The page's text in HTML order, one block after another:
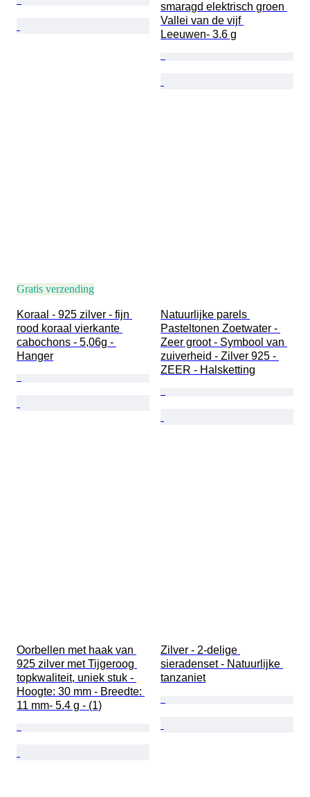
smaragd elektrisch groen
Vallei van de vijf
Leeuwen- 3.6 g
Gratis verzending
Koraal - 925 zilver - fijn
rood koraal vierkante
cabochons - 5,06g -
Hanger
Natuurlijke parels
Pasteltonen Zoetwater -
Zeer groot - Symbool van
zuiverheid - Zilver 925 -
ZEER - Halsketting
Oorbellen met haak van
925 zilver met Tijgeroog
topkwaliteit, uniek stuk -
Hoogte: 30 mm - Breedte:
11 mm- 5.4 g - (1)
Zilver - 2-delige
sieradenset - Natuurlijke
tanzaniet